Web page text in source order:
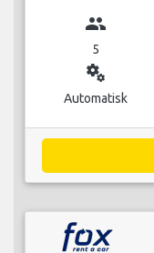
group
5
miscellaneous_services
Automatisk